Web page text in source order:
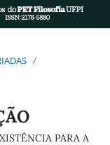
/
PARA A